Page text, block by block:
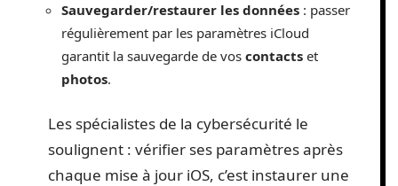
Sauvegarder/restaurer les données : passer
régulièrement par les paramètres iCloud
garantit la sauvegarde de vos contacts et
photos.
Les spécialistes de la cybersécurité le
soulignent : vérifier ses paramètres après
chaque mise à jour iOS, c’est instaurer une